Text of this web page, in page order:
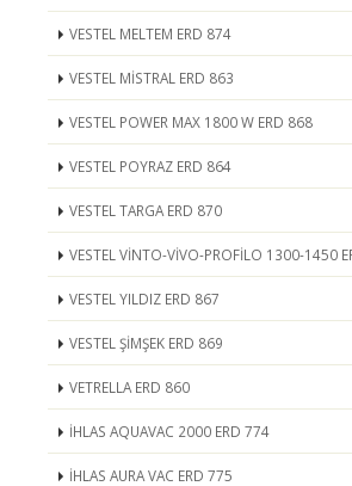
VESTEL MELTEM ERD 874
VESTEL MİSTRAL ERD 863
VESTEL POWER MAX 1800 W ERD 868
VESTEL POYRAZ ERD 864
VESTEL TARGA ERD 870
VESTEL VİNTO-VİVO-PROFİLO 1300-1450
VESTEL YILDIZ ERD 867
VESTEL ŞİMŞEK ERD 869
VETRELLA ERD 860
İHLAS AQUAVAC 2000 ERD 774
İHLAS AURA VAC ERD 775